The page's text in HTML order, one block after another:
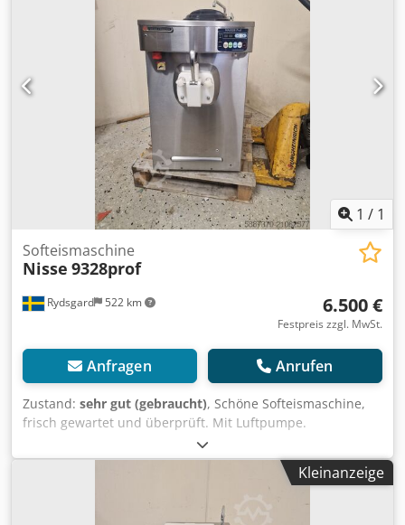
werden kann. Spannung: 400 V. Leistung: 4,8 kW. Mehrere
Geräte verfügbar. Preis gilt pro Stück. Dkedpfsyn Ddujx
1 / 1
Rydsgard 522 km
Softeismaschine
Nisse 9328prof
6.500 €
Festpreis zzgl. MwSt.
Anfragen Anrufen
Zustand: sehr gut (gebraucht), Schöne Softeismaschine,
frisch gewartet und überprüft. Mit Luftpumpe.
Wassergekühlt, 3-Phasen, 400 V. Djdpfxsyc E Sve Anfskr
Kleinanzeige